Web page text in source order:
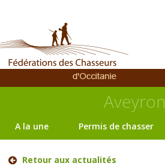
Aveyron
A la une Permis de chasser
Retour aux actualités